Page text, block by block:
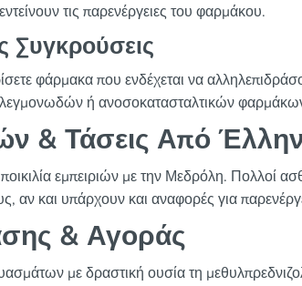
τις παρενέργειες του φαρμάκου.
Συγκρούσεις
φάρμακα που ενδέχεται να
ή ανοσοκατασταλτικών
& Τάσεις Από
εμπειριών με την Μεδρόλη. Πολλοί
αν και υπάρχουν και αναφορές για
& Αγοράς
με δραστική ουσία τη